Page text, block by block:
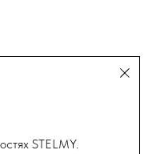
STELMY.